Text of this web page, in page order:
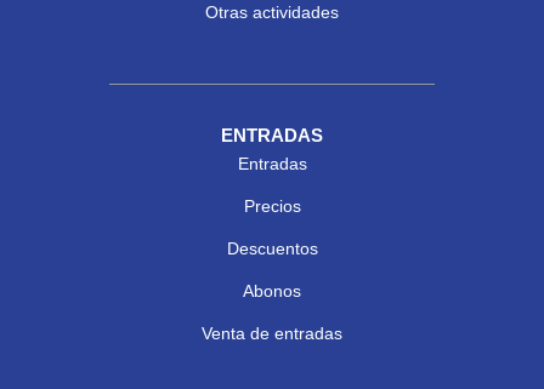
Otras actividades
ENTRADAS
Entradas
Precios
Descuentos
Abonos
Venta de entradas